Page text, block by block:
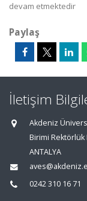
devam etmektedir
Paylaş
İletişim
Akdeniz
Birimi Rektörlük
ANTALYA
0242 310 16 71